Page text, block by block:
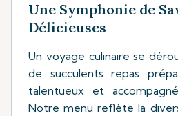
Une Symphonie de
Délicieuses
Un voyage culinaire se
de succulents repas
talentueux et
Notre menu reflète la